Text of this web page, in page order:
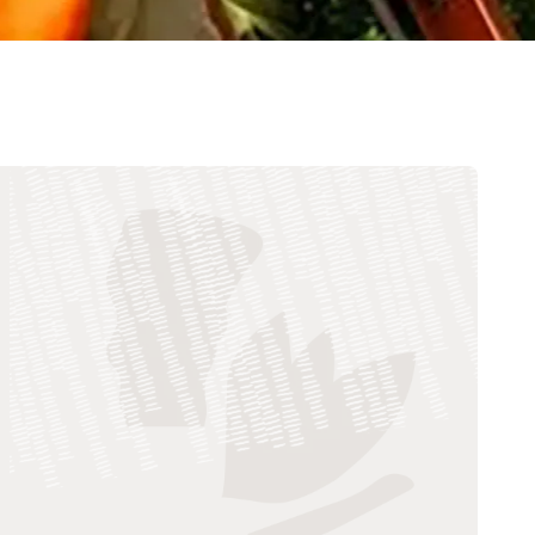
Comprensión de la optimización en el
servicio de campo (PDF)
Comprensión del conocimiento y la
colaboración del servicio de campo
(PDF)
Estrategias esenciales para la gestión del
servicio de campo (PDF)